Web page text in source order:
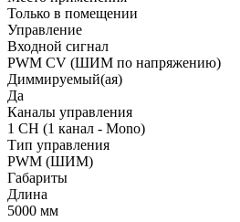
Только в помещении
Управление
Входной сигнал
PWM СV (ШИМ по напряжению)
Диммируемый(ая)
Да
Каналы управления
1 CH (1 канал - Mono)
Тип управления
PWM (ШИМ)
Габариты
Длина
5000 мм